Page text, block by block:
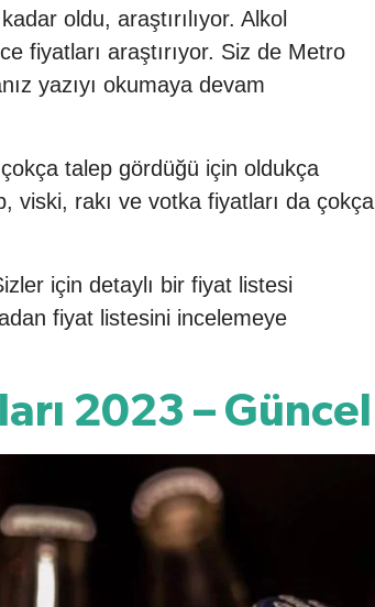
oldu, araştırılıyor. Alkol
fiyatları araştırıyor. Siz de Metro
yazıyı okumaya devam
talep gördüğü için oldukça
viski, rakı ve votka fiyatları da çokça
için detaylı bir fiyat listesi
fiyat listesini incelemeye
2023 – Güncel